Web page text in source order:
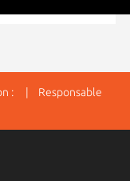
: | Responsable